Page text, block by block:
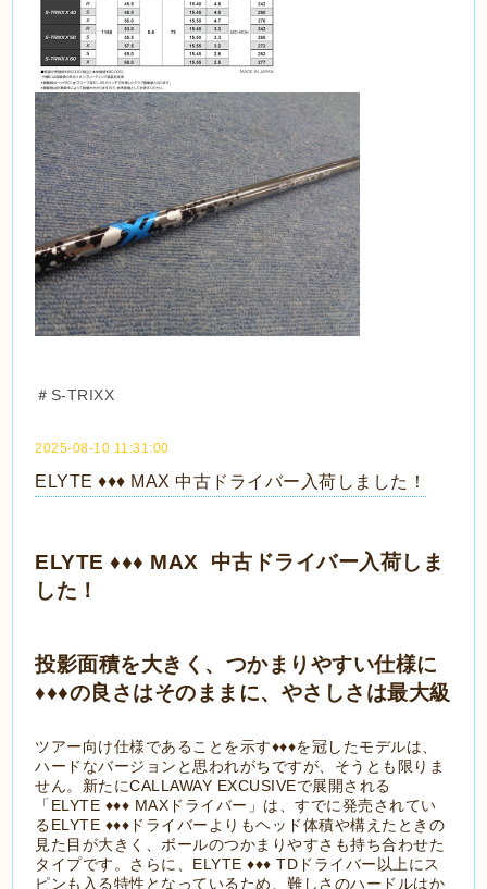
＃S-TRIXX
2025-08-10 11:31:00
ELYTE ♦♦♦ MAX 中古ドライバー入荷しました！
ELYTE ♦♦♦ MAX 中古ドライバー入荷しま
した！
投影面積を大きく、つかまりやすい仕様に
♦♦♦の良さはそのままに、やさしさは最大級
ツアー向け仕様であることを示す♦♦♦を冠したモデルは、
ハードなバージョンと思われがちですが、そうとも限りま
せん。 新たにCALLAWAY EXCUSIVEで展開される
「ELYTE ♦♦♦ MAXドライバー」は、すでに発売されてい
るELYTE ♦♦♦ドライバーよりもヘッド体積や構えたときの
見た目が大きく、ボールのつかまりやすさも持ち合わせた
タイプです。さらに、ELYTE ♦♦♦ TDドライバー以上にス
ピンも入る特性となっているため、難しさのハードルはか